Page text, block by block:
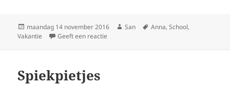
Geplaatst
op
maandag 14 november 2016 Auteur
San Tags
Anna,School,
Vakantie
Geeft een reactie
Spiekpietjes